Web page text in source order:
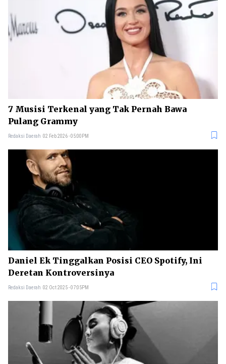
7 Musisi Terkenal yang Tak Pernah Bawa
Pulang Grammy
Redaksi Daerah 02 Feb 2026 - 05:00PM
Daniel Ek Tinggalkan Posisi CEO Spotify, Ini
Deretan Kontroversinya
Redaksi Daerah 02 Oct 2025 - 07:05PM